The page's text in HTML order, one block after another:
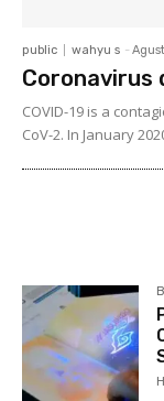
public wahyu s -
Coronavirus
COVID-19 is a
CoV-2. In January